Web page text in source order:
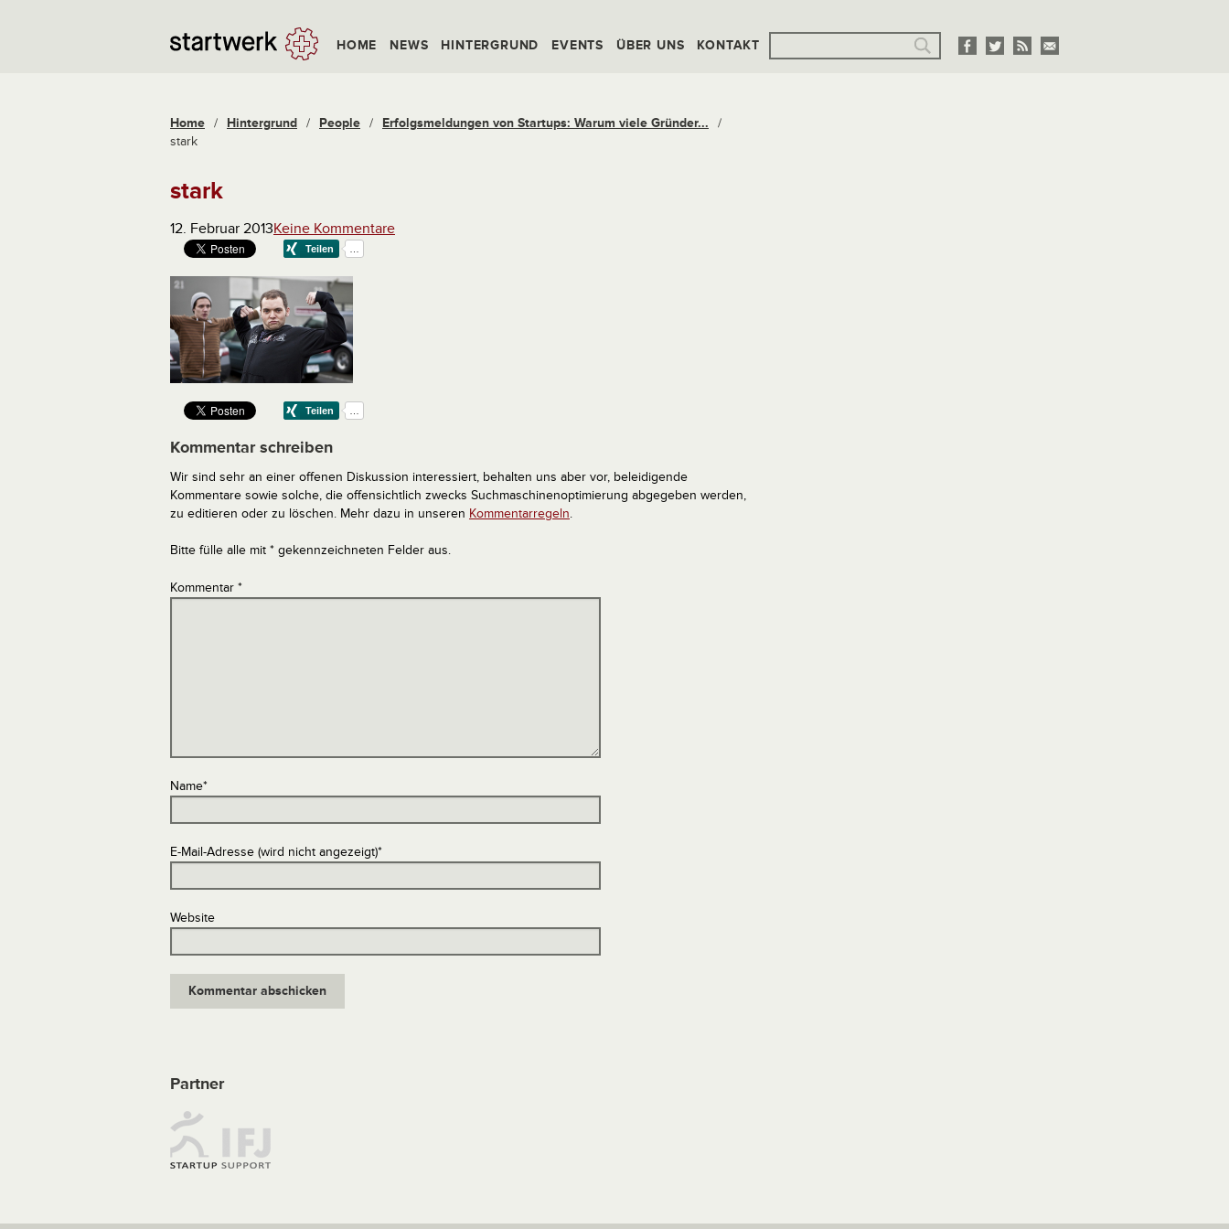
HOME NEWS HINTERGRUND EVENTS ÜBER UNS KONTAKT
Home / Hintergrund / People / Erfolgsmeldungen von Startups: Warum viele Gründer...
/
stark
stark
12. Februar 2013Keine Kommentare
Kommentar schreiben
Wir sind sehr an einer offenen Diskussion interessiert, behalten uns aber vor, beleidigende
Kommentare sowie solche, die offensichtlich zwecks Suchmaschinenoptimierung abgegeben werden,
zu editieren oder zu löschen. Mehr dazu in unseren Kommentarregeln.
Bitte fülle alle mit * gekennzeichneten Felder aus.
Kommentar *
Name*
E-Mail-Adresse (wird nicht angezeigt)*
Website
Partner